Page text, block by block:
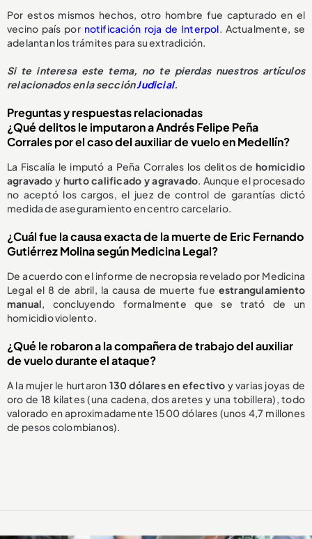
Por estos mismos hechos, otro hombre fue capturado en el
vecino país por notificación roja de Interpol. Actualmente, se
adelantan los trámites para su extradición.
Si te interesa este tema, no te pierdas nuestros artículos
relacionados en la secciónJudicial.
Preguntas y respuestas relacionadas
¿Qué delitos le imputaron a Andrés Felipe Peña
Corrales por el caso del auxiliar de vuelo en Medellín?
La Fiscalía le imputó a Peña Corrales los delitos dehomicidio
agravado y hurto calificado y agravado. Aunque el procesado
no aceptó los cargos, el juez de control de garantías dictó
medida de aseguramiento en centro carcelario.
¿Cuál fue la causa exacta de la muerte de Eric Fernando
Gutiérrez Molina según Medicina Legal?
De acuerdo con el informe de necropsia revelado por Medicina
Legal el 8 de abril, la causa de muerte fue estrangulamiento
manual, concluyendo formalmente que se trató de un
homicidio violento.
¿Qué le robaron a la compañera de trabajo del auxiliar
de vuelo durante el ataque?
A la mujer le hurtaron 130 dólares en efectivo y varias joyas de
oro de 18 kilates (una cadena, dos aretes y una tobillera), todo
valorado en aproximadamente 1500 dólares (unos 4,7 millones
de pesos colombianos).